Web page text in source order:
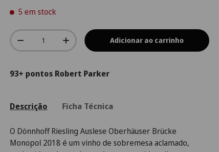
5 em stock
Qtd.
-
+ Adicionar ao carrinho
93+ pontos Robert Parker
Descrição Ficha Técnica
O Dönnhoff Riesling Auslese Oberhäuser Brücke
Monopol 2018 é um vinho de sobremesa aclamado,